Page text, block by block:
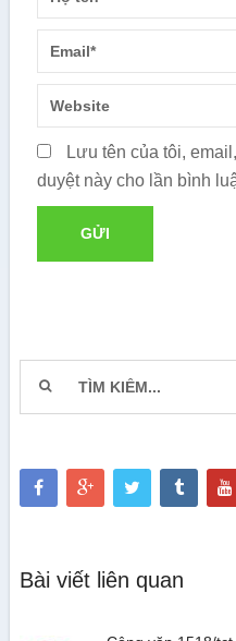
Lưu tên của tôi,
duyệt này cho lần bình
Bài viết liên quan